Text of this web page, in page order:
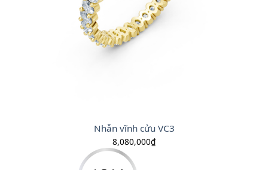
Nhẫn vĩnh cửu VC3
8,080,000₫